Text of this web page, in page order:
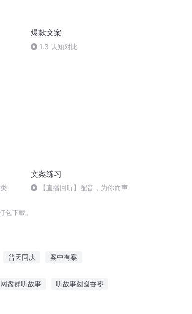
爆款文案
1.3 认知对比
文案练习
【直播回听】配音，为你而声
下载。
普天同庆 案中有案
网盘群听故事 听故事囫囵吞枣